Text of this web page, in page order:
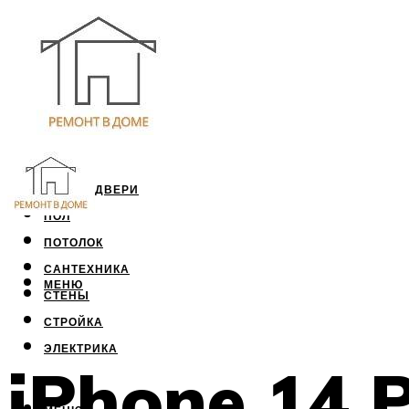
ОКНА И ДВЕРИ
ПОЛ
ПОТОЛОК
САНТЕХНИКА
СТЕНЫ
СТРОЙКА
ЭЛЕКТРИКА
МЕНЮ